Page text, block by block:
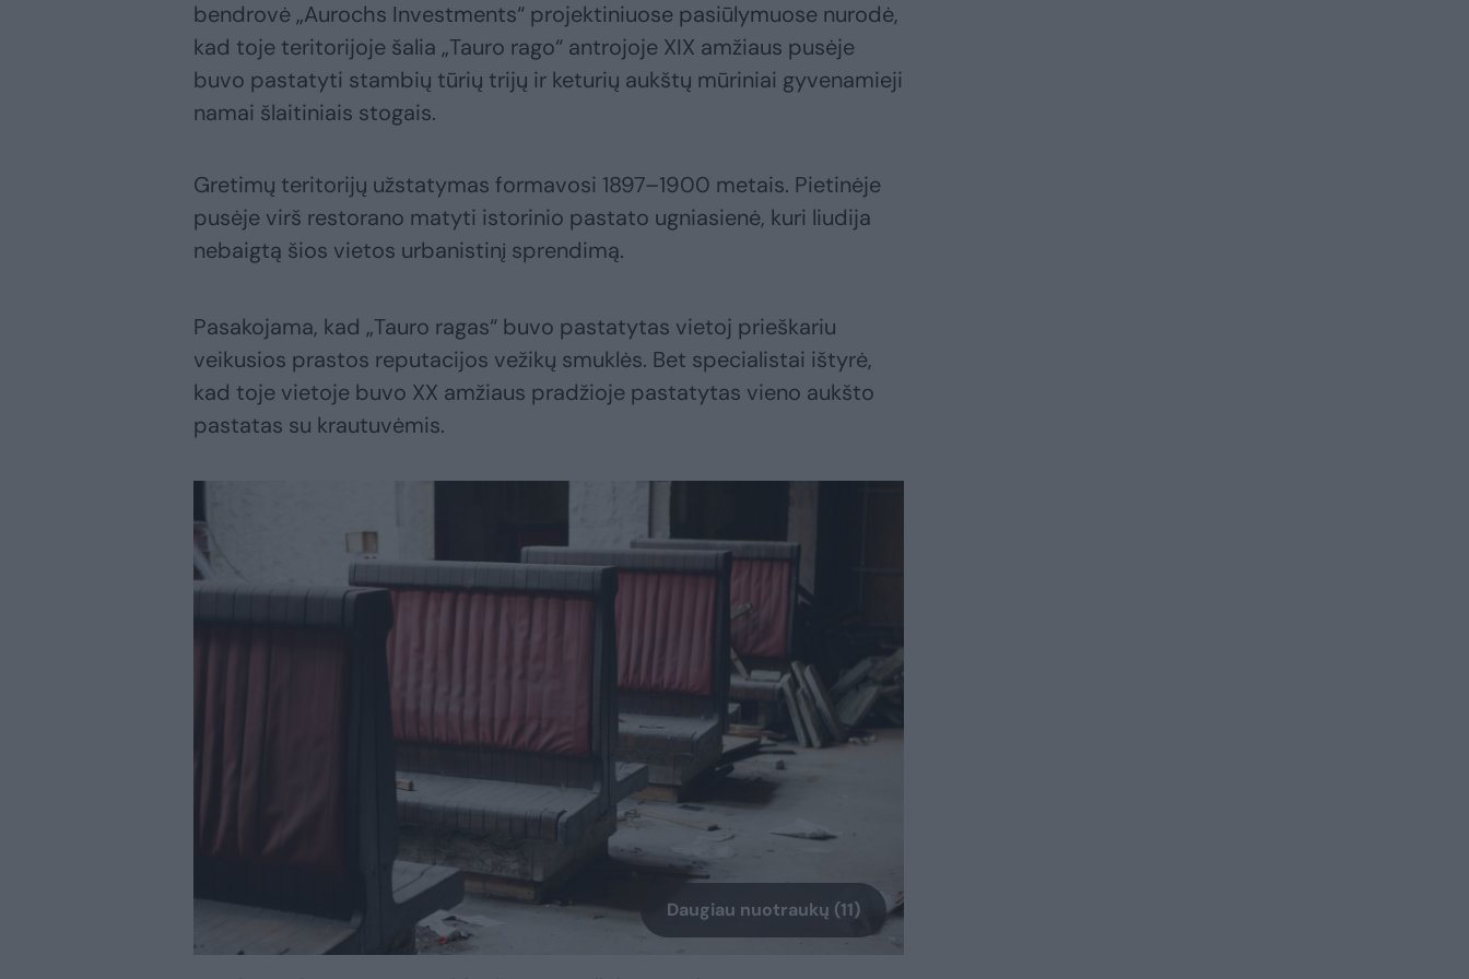
bendrovė „Aurochs Investments“ projektiniuose pasiūlymuose nurodė,
kad toje teritorijoje šalia „Tauro rago“ antrojoje XIX amžiaus pusėje
buvo pastatyti stambių tūrių trijų ir keturių aukštų mūriniai gyvenamieji
namai šlaitiniais stogais.
Gretimų teritorijų užstatymas formavosi 1897–1900 metais. Pietinėje
pusėje virš restorano matyti istorinio pastato ugniasienė, kuri liudija
nebaigtą šios vietos urbanistinį sprendimą.
Pasakojama, kad „Tauro ragas“ buvo pastatytas vietoj prieškariu
veikusios prastos reputacijos vežikų smuklės. Bet specialistai ištyrė,
kad toje vietoje buvo XX amžiaus pradžioje pastatytas vieno aukšto
pastatas su krautuvėmis.
Daugiau nuotraukų (11)